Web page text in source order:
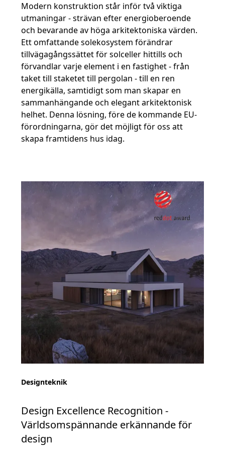
Modern konstruktion står inför två viktiga
utmaningar - strävan efter energioberoende
och bevarande av höga arkitektoniska värden.
Ett omfattande solekosystem förändrar
tillvägagångssättet för solceller hittills och
förvandlar varje element i en fastighet - från
taket till staketet till pergolan - till en ren
energikälla, samtidigt som man skapar en
sammanhängande och elegant arkitektonisk
helhet. Denna lösning, före de kommande EU-
förordningarna, gör det möjligt för oss att
skapa framtidens hus idag.
Designteknik
Design Excellence Recognition -
Världsomspännande erkännande för
design